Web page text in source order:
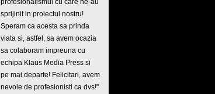
profesionalismul cu care ne-au
sprijinit in proiectul nostru!
Speram ca acesta sa prinda
viata si, astfel, sa avem ocazia
sa colaboram impreuna cu
echipa Klaus Media Press si
pe mai departe! Felicitari, avem
nevoie de profesionisti ca dvs!"